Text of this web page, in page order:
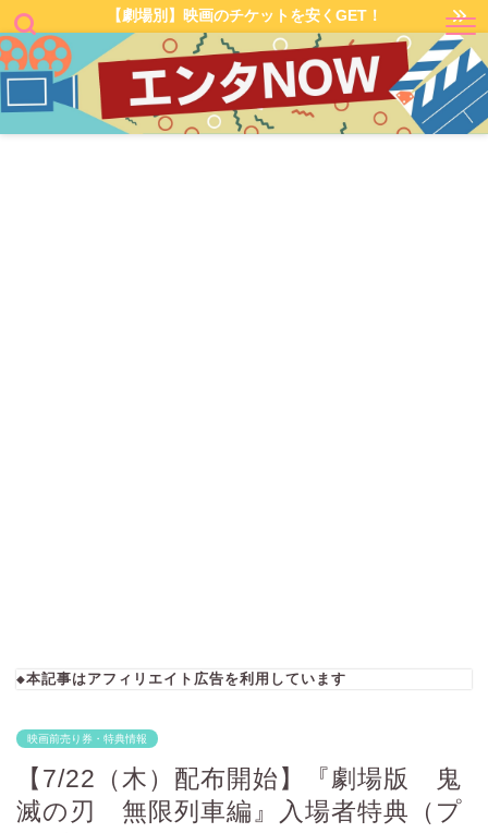
【劇場別】映画のチケットを安くGET！
◆本記事はアフィリエイト広告を利用しています
映画前売り券・特典情報
【7/22（木）配布開始】『劇場版 鬼
滅の刃 無限列車編』入場者特典（プ